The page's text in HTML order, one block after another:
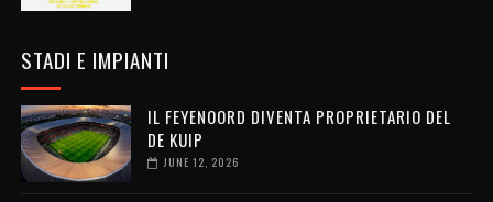
STADI E IMPIANTI
IL FEYENOORD DIVENTA PROPRIETARIO DEL
DE KUIP
JUNE 12, 2026